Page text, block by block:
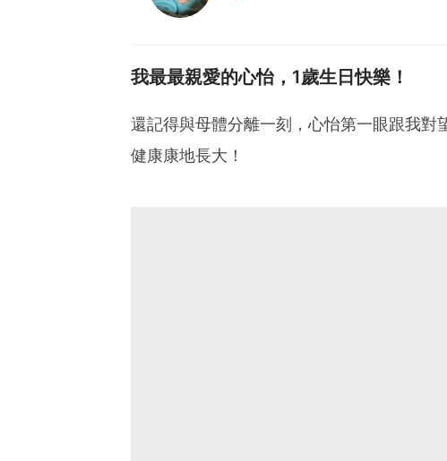
聲，同一班媽媽一齊加油。初為
我最最親愛的心怡，1歲生日快樂！
還記得與母體分離一刻，心怡第一眼跟我
健康康地長大！